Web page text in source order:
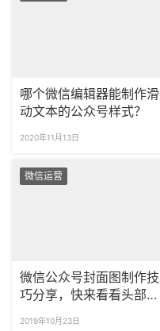
哪个微信编辑器能制作滑
动文本的公众号样式？
2020年11月13日
微信运营
微信公众号封面图制作技
巧分享，快来看看头部大
2019年10月23日